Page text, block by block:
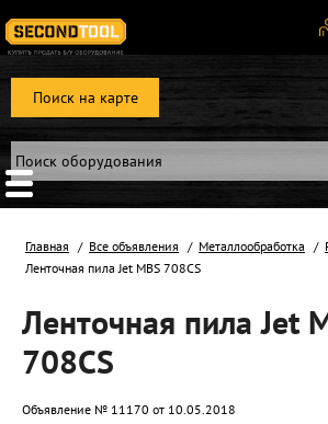
Поиск на карте
Главная Все объявления Металлообработка
Ленточная пила Jet MBS 708CS
Ленточная пила Jet
708CS
Объявление № 11170 от 10.05.2018